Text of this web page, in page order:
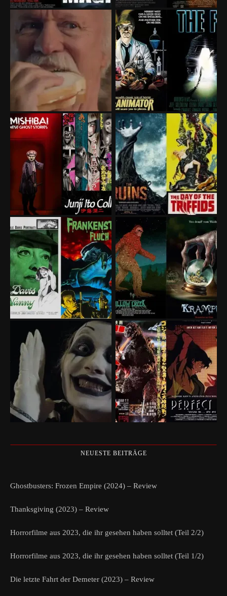
NEUESTE BEITRÄGE
Ghostbusters: Frozen Empire (2024) – Review
Thanksgiving (2023) – Review
Horrorfilme aus 2023, die ihr gesehen haben solltet (Teil 2/2)
Horrorfilme aus 2023, die ihr gesehen haben solltet (Teil 1/2)
Die letzte Fahrt der Demeter (2023) – Review